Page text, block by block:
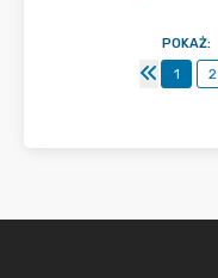
POKAŻ:
1
2